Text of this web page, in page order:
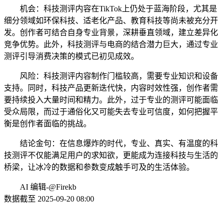
机会：科技测评内容在TikTok上仍处于蓝海阶段，尤其是
细分领域如环保科技、适老化产品、教育科技等尚未被充分开
发。创作者可结合自身专业背景，深耕垂直领域，建立差异化
竞争优势。此外，科技测评与电商的结合潜力巨大，通过专业
测评引导消费决策的模式已初见成效。
风险：科技测评内容制作门槛较高，需要专业知识和设备
支持。同时，科技产品更新迭代快，内容时效性强，创作者需
要持续投入大量时间和精力。此外，过于专业的测评可能面临
受众局限，而过于通俗化又可能失去专业可信度，如何把握平
衡是创作者面临的挑战。
结论金句：在信息爆炸的时代，专业、真实、有温度的科
技测评不仅能满足用户的求知欲，更能成为连接科技与生活的
桥梁，让冰冷的数据和参数变成触手可及的生活体验。
AI 编辑-@Firekb
数据截至 2025-09-20 08:00